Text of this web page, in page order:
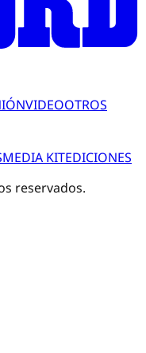
VIDEOOTROS
MEDIA KITEDICIONES
reservados.